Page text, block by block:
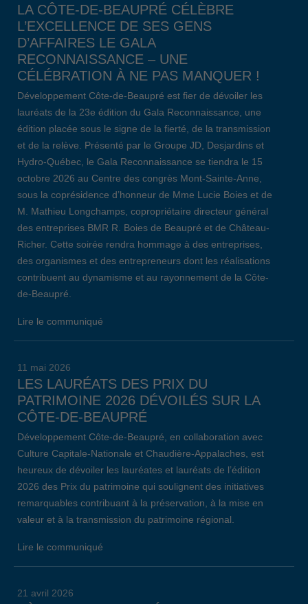
LA CÔTE-DE-BEAUPRÉ CÉLÈBRE
L’EXCELLENCE DE SES GENS
D’AFFAIRES LE GALA
RECONNAISSANCE – UNE
CÉLÉBRATION À NE PAS MANQUER !
Développement Côte-de-Beaupré est fier de dévoiler les
lauréats de la 23e édition du Gala Reconnaissance, une
édition placée sous le signe de la fierté, de la transmission
et de la relève. Présenté par le Groupe JD, Desjardins et
Hydro-Québec, le Gala Reconnaissance se tiendra le 15
octobre 2026 au Centre des congrès Mont-Sainte-Anne,
sous la coprésidence d’honneur de Mme Lucie Boies et de
M. Mathieu Longchamps, copropriétaire directeur général
des entreprises BMR R. Boies de Beaupré et de Château-
Richer. Cette soirée rendra hommage à des entreprises,
des organismes et des entrepreneurs dont les réalisations
contribuent au dynamisme et au rayonnement de la Côte-
de-Beaupré.
Lire le communiqué
11 mai 2026
LES LAURÉATS DES PRIX DU
PATRIMOINE 2026 DÉVOILÉS SUR LA
CÔTE-DE-BEAUPRÉ
Développement Côte-de-Beaupré, en collaboration avec
Culture Capitale-Nationale et Chaudière-Appalaches, est
heureux de dévoiler les lauréates et lauréats de l’édition
2026 des Prix du patrimoine qui soulignent des initiatives
remarquables contribuant à la préservation, à la mise en
valeur et à la transmission du patrimoine régional.
Lire le communiqué
21 avril 2026